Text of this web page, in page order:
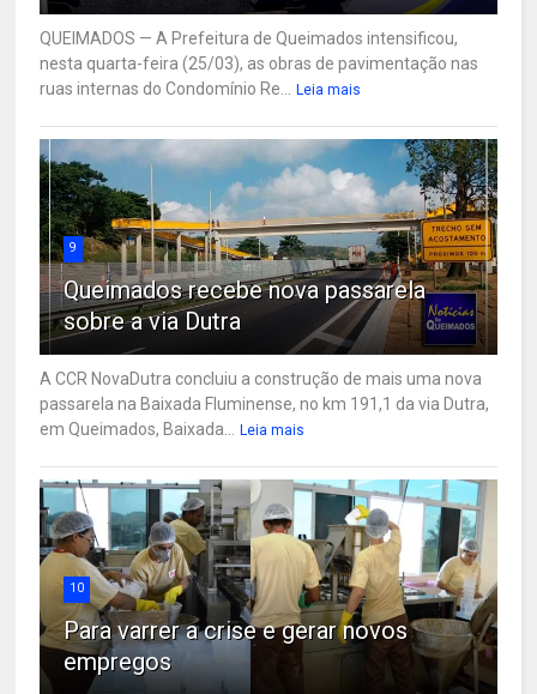
QUEIMADOS — A Prefeitura de Queimados intensificou,
nesta quarta-feira (25/03), as obras de pavimentação nas
ruas internas do Condomínio Re...
Leia mais
9
Queimados recebe nova passarela
sobre a via Dutra
A CCR NovaDutra concluiu a construção de mais uma nova
passarela na Baixada Fluminense, no km 191,1 da via Dutra,
em Queimados, Baixada...
Leia mais
10
Para varrer a crise e gerar novos
empregos